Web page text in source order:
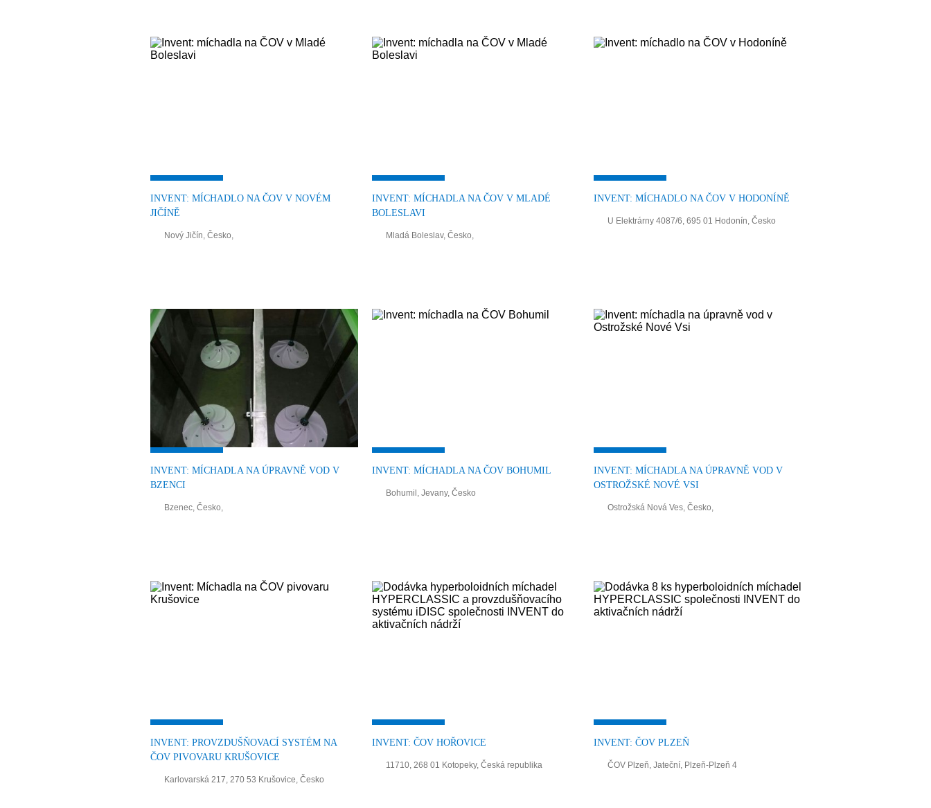
INVENT: MÍCHADLO NA ČOV V NOVÉM
JIČÍNĚ
Nový Jičín, Česko,
INVENT: MÍCHADLA NA ČOV V MLADÉ
BOLESLAVI
Mladá Boleslav, Česko,
INVENT: MÍCHADLO NA ČOV V HODONÍNĚ
U Elektrárny 4087/6, 695 01 Hodonín, Česko
INVENT: MÍCHADLA NA ÚPRAVNĚ VOD V
BZENCI
Bzenec, Česko,
INVENT: MÍCHADLA NA ČOV BOHUMIL
Bohumil, Jevany, Česko
INVENT: MÍCHADLA NA ÚPRAVNĚ VOD V
OSTROŽSKÉ NOVÉ VSI
Ostrožská Nová Ves, Česko,
INVENT: PROVZDUŠŇOVACÍ SYSTÉM NA
ČOV PIVOVARU KRUŠOVICE
Karlovarská 217, 270 53 Krušovice, Česko
INVENT: ČOV HOŘOVICE
11710, 268 01 Kotopeky, Česká republika
INVENT: ČOV PLZEŇ
ČOV Plzeň, Jateční, Plzeň-Plzeň 4